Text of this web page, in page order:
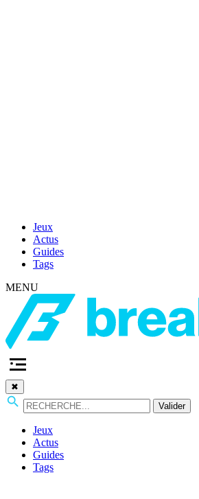
Jeux
Actus
Guides
Tags
MENU
✖
Valider
Jeux
Actus
Guides
Tags